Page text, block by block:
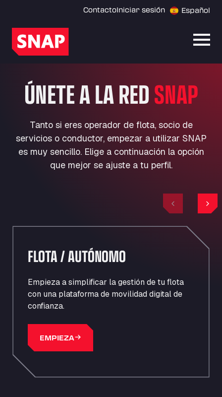
ContactoIniciar sesión Español
ÚNETE A LA REDSNAP
Tanto si eres operador de flota, socio de
servicios o conductor, empezar a utilizar SNAP
es muy sencillo. Elige a continuación la opción
que mejor se ajuste a tu perfil.
Previous
FLOTA / AUTÓNOMO
Empieza a simplificar la gestión de tu flota
con una plataforma de movilidad digital de
confianza.
EMPIEZA